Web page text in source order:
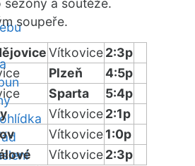
sezóny a soutěže.
soupeře.
Vítkovice2:3p
Plzeň
4:5p
Sparta
5:4p
Vítkovice2:1p
Vítkovice1:0p
Vítkovice2:3p